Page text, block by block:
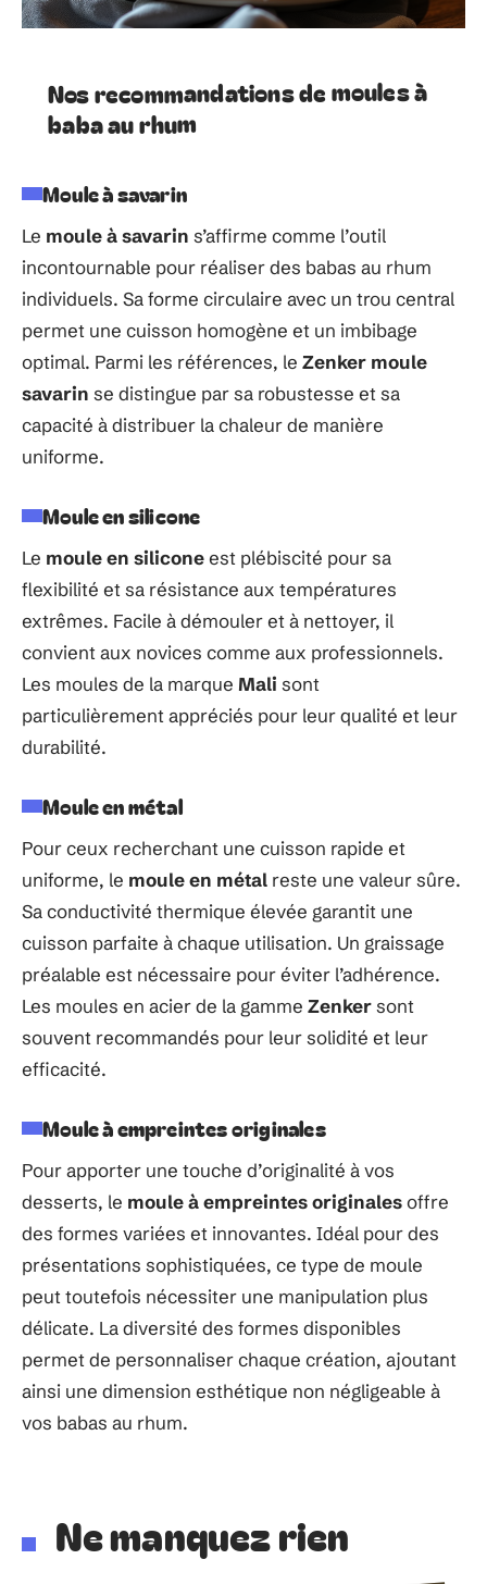
Nos recommandations de moules à
baba au rhum
Moule à savarin
Le moule à savarin s’affirme comme l’outil
incontournable pour réaliser des babas au rhum
individuels. Sa forme circulaire avec un trou central
permet une cuisson homogène et un imbibage
optimal. Parmi les références, le Zenker moule
savarin se distingue par sa robustesse et sa
capacité à distribuer la chaleur de manière
uniforme.
Moule en silicone
Le moule en siliconeest plébiscité pour sa
flexibilité et sa résistance aux températures
extrêmes. Facile à démouler et à nettoyer, il
convient aux novices comme aux professionnels.
Les moules de la marque Mali sont
particulièrement appréciés pour leur qualité et leur
durabilité.
Moule en métal
Pour ceux recherchant une cuisson rapide et
uniforme, le moule en métal reste une valeur sûre.
Sa conductivité thermique élevée garantit une
cuisson parfaite à chaque utilisation. Un graissage
préalable est nécessaire pour éviter l’adhérence.
Les moules en acier de la gamme Zenkersont
souvent recommandés pour leur solidité et leur
efficacité.
Moule à empreintes originales
Pour apporter une touche d’originalité à vos
desserts, le moule à empreintes originalesoffre
des formes variées et innovantes. Idéal pour des
présentations sophistiquées, ce type de moule
peut toutefois nécessiter une manipulation plus
délicate. La diversité des formes disponibles
permet de personnaliser chaque création, ajoutant
ainsi une dimension esthétique non négligeable à
vos babas au rhum.
Ne manquez rien